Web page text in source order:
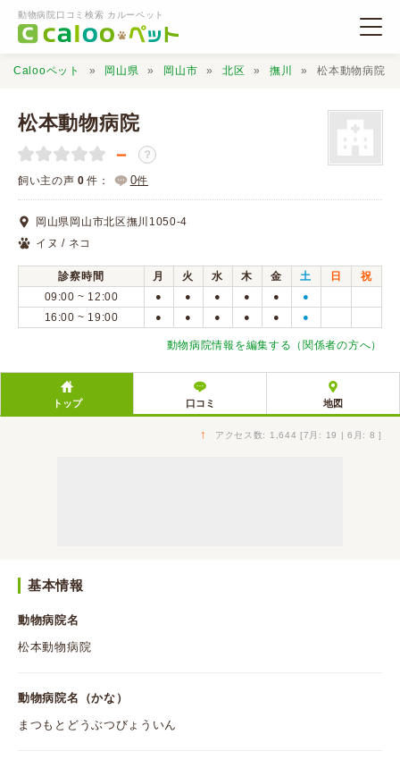
動物病院口コミ検索 カルーペット
動物病院検索
口コミ検索
Calooペットとは？
Calooペット 岡山県 岡山市 北区 撫川 松本動物病院
松本動物病院
－ ？
飼い主の声 0 件： 0件
岡山県岡山市北区撫川1050-4
イヌ / ネコ
診察時間 月 火 水 木 金 土 日
祝
09:00 ~ 12:00
● ● ● ● ● ●
16:00 ~ 19:00 ● ● ● ● ● ●
動物病院情報を編集する（関係者の方へ）
トップ 口コミ 地図
↑ アクセス数: 1,644 [7月: 19 | 6月: 8 ]
基本情報
動物病院名
松本動物病院
動物病院名（かな）
まつもとどうぶつびょういん